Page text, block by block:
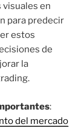
en
para predecir
estos
de
la
:
del mercado